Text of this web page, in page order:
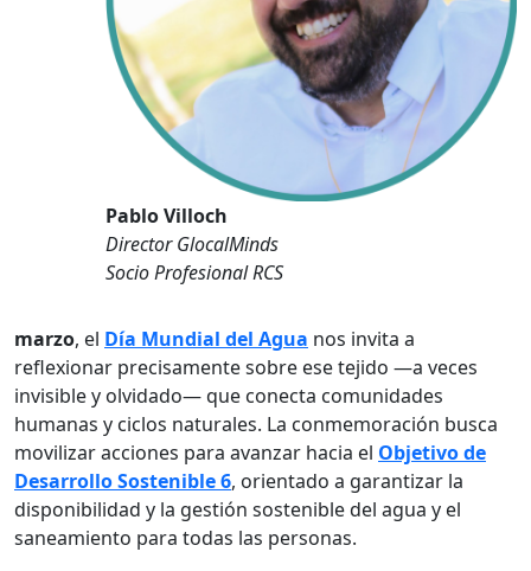
Pablo Villoch
Director GlocalMinds
Socio Profesional RCS
marzo, el Día Mundial del Agua nos invita a
reflexionar precisamente sobre ese tejido —a veces
invisible y olvidado— que conecta comunidades
humanas y ciclos naturales. La conmemoración busca
movilizar acciones para avanzar hacia el Objetivo de
Desarrollo Sostenible 6, orientado a garantizar la
disponibilidad y la gestión sostenible del agua y el
saneamiento para todas las personas.